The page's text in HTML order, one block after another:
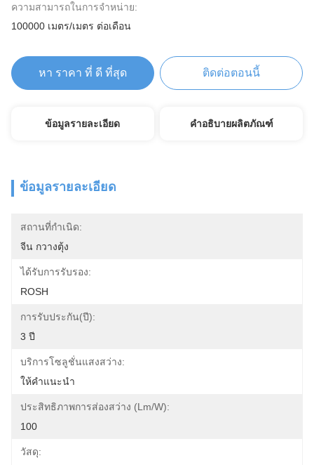
ความสามารถในการจําหน่าย:
100000 เมตร/เมตร ต่อเดือน
หา ราคา ที่ ดี ที่สุด ติดต่อตอนนี้
ข้อมูลรายละเอียด คำอธิบายผลิตภัณฑ์
ข้อมูลรายละเอียด
สถานที่กำเนิด:
จีน กวางตุ้ง
ได้รับการรับรอง:
ROSH
การรับประกัน(ปี):
3 ปี
บริการโซลูชั่นแสงสว่าง:
ให้คำแนะนำ
ประสิทธิภาพการส่องสว่าง (lm/w):
100
วัสดุ: